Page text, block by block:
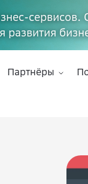
Партнёры